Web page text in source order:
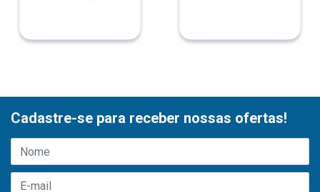
Cadastre-se para receber nossas ofertas!